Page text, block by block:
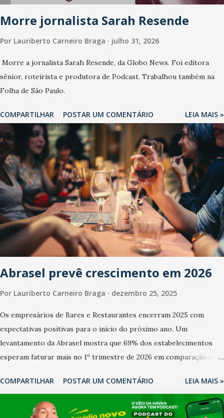
Morre jornalista Sarah Resende
Por Lauriberto Carneiro Braga julho 31, 2026
Morre a jornalista Sarah Resende, da Globo News. Foi editora
sênior, roteirista e produtora de Podcast. Trabalhou também na
Folha de São Paulo.
COMPARTILHAR POSTAR UM COMENTÁRIO LEIA MAIS »
Abrasel prevê crescimento em 2026
Por Lauriberto Carneiro Braga dezembro 25, 2025
Os empresários de Bares e Restaurantes encerram 2025 com
expectativas positivas para o início do próximo ano. Um
levantamento da Abrasel mostra que 69% dos estabelecimentos
esperam faturar mais no 1º trimestre de 2026 em comparação com
ano, 56% também projetam crescimento (foto Helena Lopes). A
confiança do setor é sustentada principalmente pelo desempenho
recente das empresas, impulsionado pelas confraternizações de
COMPARTILHAR POSTAR UM COMENTÁRIO LEIA MAIS »